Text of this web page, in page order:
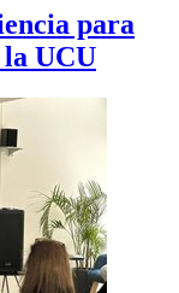
para
UCU